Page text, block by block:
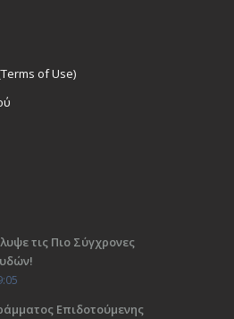
of Use)
τις Πιο Σύγχρονες
Επιδοτούμενης